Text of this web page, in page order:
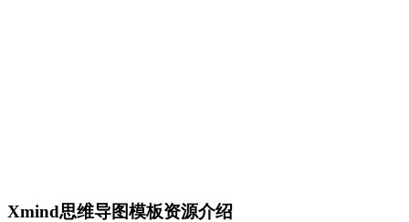
Xmind思维导图模板资源介绍